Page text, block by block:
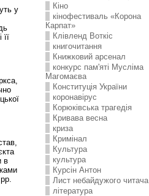
у
в
Кіно
кінофестиваль «Корона
Карпат»
Клівленд Воткіс
книгочитання
Книжковий арсенал
конкурс пам'яті Мусліма
Магомаєва
Конституція України
коронавірус
Корюківська трагедія
Кривава весна
криза
Кримінал
Культура
культура
Курсін Антон
Лист небайдужого читача
література